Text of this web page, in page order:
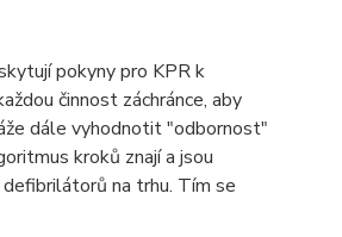
pokyny pro KPR k
činnost záchránce, aby
dále vyhodnotit "odbornost"
kroků znají a jsou
defibrilátorů na trhu. Tím se